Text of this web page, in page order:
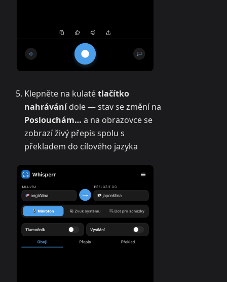
Klepněte na kulatétlačítko
nahrávánídole — stav se změní na
Poslouchám… a na obrazovce se
zobrazí živý přepis spolu s
překladem do cílového jazyka